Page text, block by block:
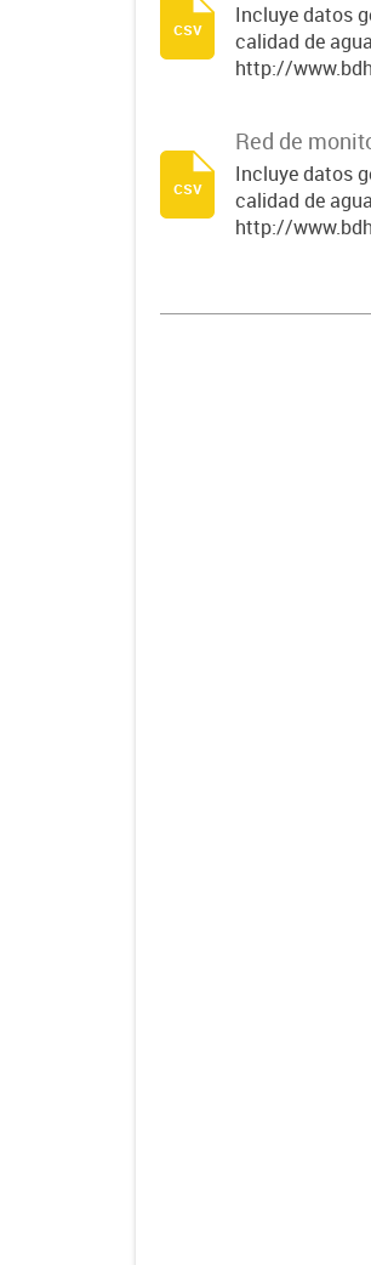
Incluye datos
calidad de
http://
csv
Red de
Incluye datos
calidad de
http://
csv